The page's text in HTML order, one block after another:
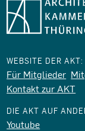
WEBSITE DER AKT:
Für Mitglieder
Kontakt zur AKT
DIE AKT AUF
Youtube